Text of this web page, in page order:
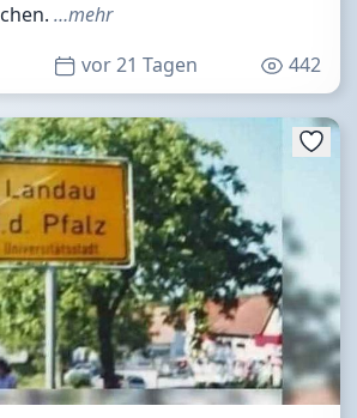
…mehr
vor 21 Tagen 442